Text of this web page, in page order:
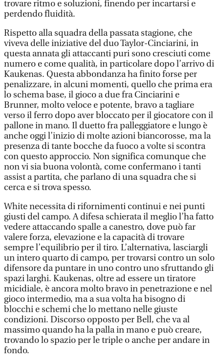
trovare ritmo e soluzioni, finendo per incartarsi e
perdendo fluidità.
Rispetto alla squadra della passata stagione, che
viveva delle iniziative del duo Taylor-Cinciarini, in
questa annata gli attaccanti puri sono cresciuti come
numero e come qualità, in particolare dopo l’arrivo di
Kaukenas. Questa abbondanza ha finito forse per
penalizzare, in alcuni momenti, quello che prima era
lo schema base, il gioco a due fra Cinciarini e
Brunner, molto veloce e potente, bravo a tagliare
verso il ferro dopo aver bloccato per il giocatore con il
pallone in mano. Il duetto fra palleggiatore e lungo è
anche oggi l’inizio di molte azioni biancorosse, ma la
presenza di tante bocche da fuoco a volte si scontra
con questo approccio. Non significa comunque che
non vi sia buona volontà, come confermano i tanti
assist a partita, che parlano di una squadra che si
cerca e si trova spesso.
White necessita di rifornimenti continui e nei punti
giusti del campo. A difesa schierata il meglio l’ha fatto
vedere attaccando spalle a canestro, dove può far
valere forza, elevazione e la capacità di trovare
sempre l’equilibrio per il tiro. L’alternativa, lasciargli
un intero quarto di campo, per trovarsi contro un solo
difensore da puntare in uno contro uno sfruttando gli
spazi larghi. Kaukenas, oltre ad essere un tiratore
micidiale, è ancora molto bravo in penetrazione e nel
gioco intermedio, ma a sua volta ha bisogno di
blocchi e schemi che lo mettano nelle giuste
condizioni. Discorso opposto per Bell, che va al
massimo quando ha la palla in mano e può creare,
trovando lo spazio per le triple o anche per andare in
fondo.